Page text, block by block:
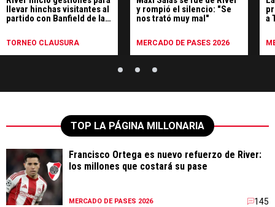
llevar hinchas visitantes al
partido con Banfield de la
TORNEO CLAUSURA
y rompió el silencio: "Se
nos trató muy mal"
MERCADO DE PASES 2026
a
TOP LA PÁGINA MILLONARIA
Francisco Ortega es nuevo refuerzo de River:
los millones que costará su pase
MERCADO DE PASES 2026 145